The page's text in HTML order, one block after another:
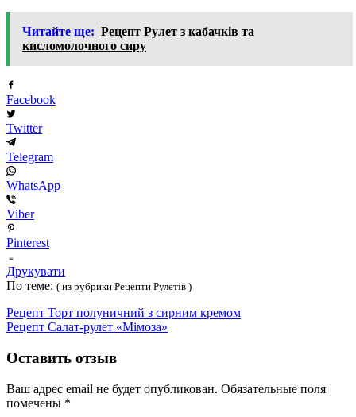
Читайте ще: Рецепт Рулет з кабачків та
кисломолочного сиру
Facebook
Twitter
Telegram
WhatsApp
Viber
Pinterest
Друкувати
По теме: ( из рубрики Рецепти Рулетів )
Рецепт Торт полуничний з сирним кремом
Рецепт Салат-рулет «Мімоза»
Оставить отзыв
Ваш адрес email не будет опубликован. Обязательные поля
помечены *